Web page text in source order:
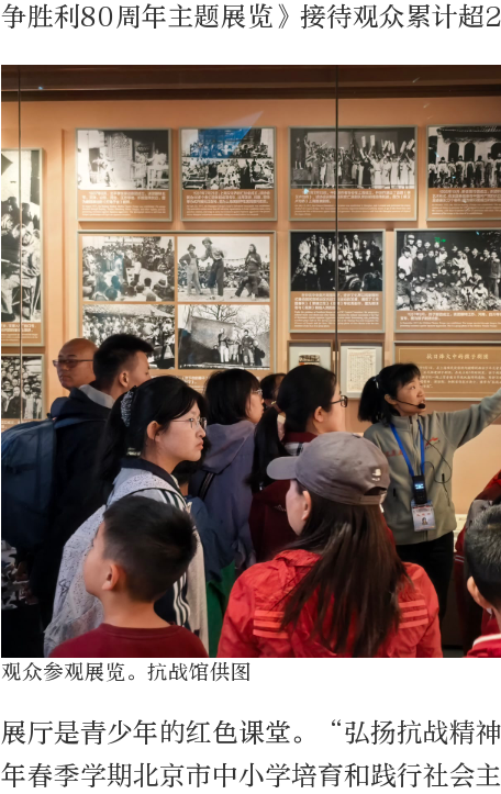
争胜利80周年主题展览》接待观众累计超
观众参观展览。抗战馆供图
展厅是青少年的红色课堂。“弘扬抗战
年春季学期北京市中小学培育和践行社会